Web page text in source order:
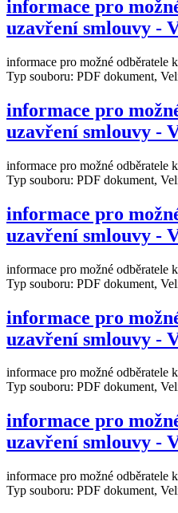
informace pro
uzavření smlouvy -
informace pro možné odběratele
Typ souboru: PDF dokument,
informace pro
uzavření smlouvy -
informace pro možné odběratele
Typ souboru: PDF dokument,
informace pro
uzavření smlouvy -
informace pro možné odběratele
Typ souboru: PDF dokument,
informace pro
uzavření smlouvy -
informace pro možné odběratele
Typ souboru: PDF dokument,
informace pro
uzavření smlouvy -
informace pro možné odběratele
Typ souboru: PDF dokument,